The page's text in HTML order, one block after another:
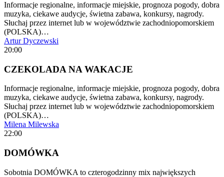
Informacje regionalne, informacje miejskie, prognoza pogody, dobra
muzyka, ciekawe audycje, świetna zabawa, konkursy, nagrody.
Słuchaj przez internet lub w województwie zachodniopomorskiem
(POLSKA)…
Artur Dyczewski
20:00
CZEKOLADA NA WAKACJE
Informacje regionalne, informacje miejskie, prognoza pogody, dobra
muzyka, ciekawe audycje, świetna zabawa, konkursy, nagrody.
Słuchaj przez internet lub w województwie zachodniopomorskiem
(POLSKA)…
Milena Milewska
22:00
DOMÓWKA
Sobotnia DOMÓWKA to czterogodzinny mix największych